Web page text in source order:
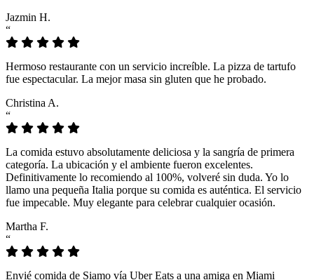
Jazmin H.
“
Hermoso restaurante con un servicio increíble. La pizza de tartufo
fue espectacular. La mejor masa sin gluten que he probado.
Christina A.
“
La comida estuvo absolutamente deliciosa y la sangría de primera
categoría. La ubicación y el ambiente fueron excelentes.
Definitivamente lo recomiendo al 100%, volveré sin duda. Yo lo
llamo una pequeña Italia porque su comida es auténtica. El servicio
fue impecable. Muy elegante para celebrar cualquier ocasión.
Martha F.
“
Envié comida de Siamo vía Uber Eats a una amiga en Miami